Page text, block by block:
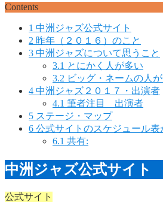
Contents
1 中洲ジャズ公式サイト
2 昨年（２０１６）のこと
3 中洲ジャズについて思うこと
3.1 とにかく人が多い
3.2 ビッグ・ネームの人
4 中洲ジャズ２０１７・出演者
4.1 筆者注目 出演者
5 ステージ・マップ
6 公式サイトのスケジュール表
6.1 共有:
中洲ジャズ公式サイト
公式サイト